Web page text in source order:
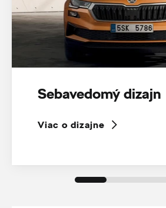
Sebavedomý dizajn
Viac o dizajne